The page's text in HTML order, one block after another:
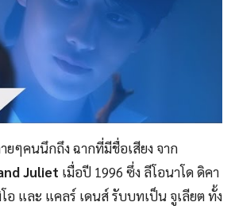
ยๆคนนึกถึง ฉากที่มีชื่อเสียง จาก
Juliet เมื่อปี 1996 ซึ่ง ลีโอนาโด ดิคา
อ และ แคลร์ เดนส์ รับบทเป็น จูเลียต ทั้ง